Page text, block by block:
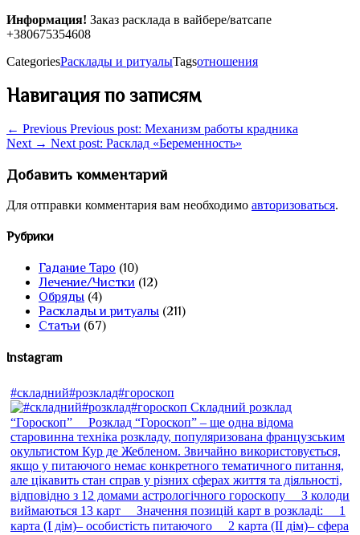
Информация! Заказ расклада в вайбере/ватсапе
+380675354608
CategoriesРасклады и ритуалыTagsотношения
Навигация по записям
← Previous Previous post: Механизм работы крадника
Next → Next post: Расклад «Беременность»
Добавить комментарий
Для отправки комментария вам необходимо авторизоваться.
Рубрики
Гадание Таро (10)
Лечение/Чистки (12)
Обряды (4)
Расклады и ритуалы (211)
Статьи (67)
Instagram
#складний#розклад#гороскоп